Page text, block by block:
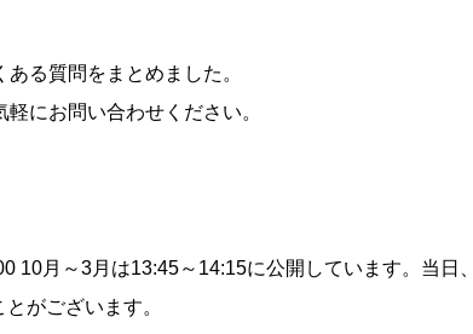
る質問をまとめました。
にお問い合わせください。
10月～3月は13:45～14:15に公開しています。当日
がございます。